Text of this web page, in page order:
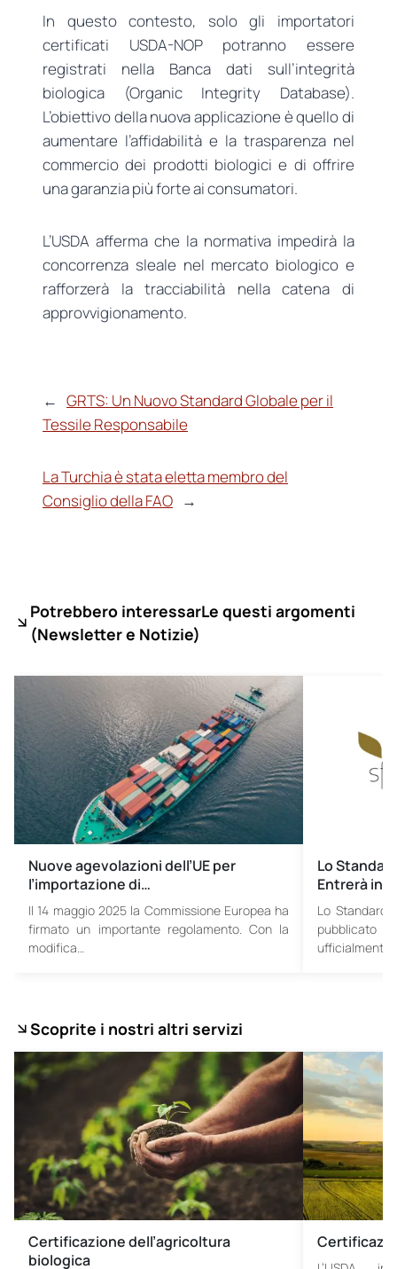
In questo contesto, solo gli importatori
certificati USDA-NOP potranno essere
registrati nella Banca dati sull’integrità
biologica (Organic Integrity Database).
L’obiettivo della nuova applicazione è quello di
aumentare l’affidabilità e la trasparenza nel
commercio dei prodotti biologici e di offrire
una garanzia più forte ai consumatori.
L’USDA afferma che la normativa impedirà la
concorrenza sleale nel mercato biologico e
rafforzerà la tracciabilità nella catena di
approvvigionamento.
← GRTS: Un Nuovo Standard Globale per il
Tessile Responsabile
La Turchia è stata eletta membro del
Consiglio della FAO →
Potrebbero interessarLe questi argomenti
(Newsletter e Notizie)
Nuove agevolazioni dell’UE per
l’importazione di…
Il 14 maggio 2025 la Commissione Europea ha
firmato un importante regolamento. Con la
modifica…
Lo
Entrerà in
Lo Standard
ufficialmente
Scoprite i nostri altri servizi
Certificazione dell’agricoltura
biologica